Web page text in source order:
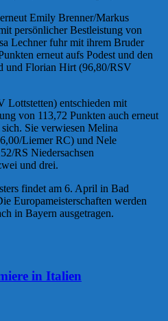
Emily Brenner/Markus
persönlicher Bestleistung von
Lechner fuhr mit ihrem Bruder
erneut aufs Podest und den
und Florian Hirt (96,80/RSV
Lottstetten) entschieden mit
von 113,72 Punkten auch erneut
Sie verwiesen Melina
Liemer RC) und Nele
RS Niedersachsen
und drei.
findet am 6. April in Bad
Europameisterschaften werden
in Bayern ausgetragen.
in Italien